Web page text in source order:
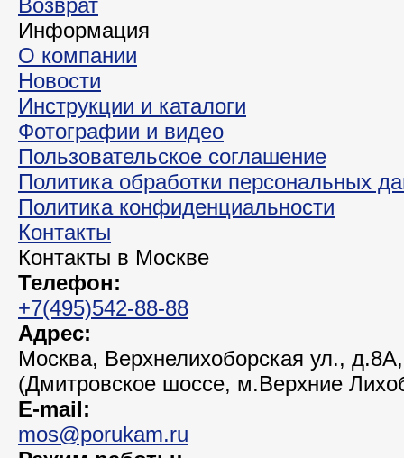
Возврат
Информация
О компании
Новости
Инструкции и каталоги
Фотографии и видео
Пользовательское соглашение
Политика обработки персональных
Политика конфиденциальности
Контакты
Контакты в Москве
Телефон:
+7(495)542-88-88
Адрес:
Москва, Верхнелихоборская ул.,
(Дмитровское шоссе, м.Верхние
E-mail:
mos@porukam.ru